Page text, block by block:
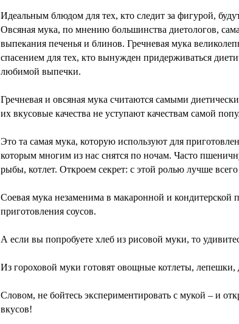
Идеальным блюдом для тех, кто следит за фигурой,
Овсяная мука, по мнению большинства диетологов,
выпекания печенья и блинов. Гречневая мука
спасением для тех, кто вынужден придерживаться
любимой выпечки.
Гречневая и овсяная мука считаются самыми
их вкусовые качества не уступают качествам самой
Это та самая мука, которую используют для
которым многим из нас снятся по ночам. Часто
рыбы, котлет. Откроем секрет: с этой ролью лучше
Соевая мука незаменима в макаронной и
приготовления соусов.
А если вы попробуете хлеб из рисовой муки, то
Из гороховой муки готовят овощные котлеты, лепешки,
Словом, не бойтесь экспериментировать с мукой – и
вкусов!